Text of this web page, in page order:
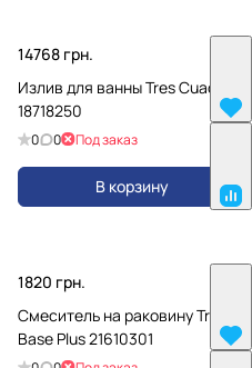
14768 грн.
Излив для ванны Tres Cuadro
18718250
0 0 Под заказ
В корзину
1820 грн.
Смеситель на раковину Tres
Base Plus 21610301